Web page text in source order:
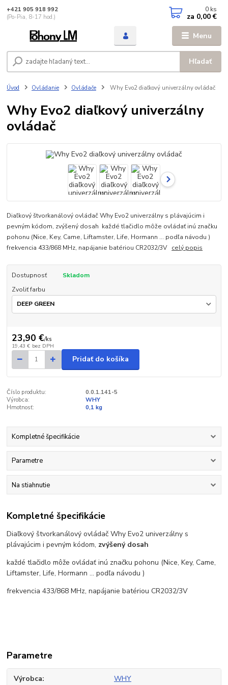
Menu
Hľadať
+421 905 918 992
(Po-Pia, 8-17 hod.)
0 ks
za 0,00 €
Úvod Ovládanie Ovládače Why Evo2 diaľkový univerzálny ovládač
Why Evo2 diaľkový univerzálny
ovládač
Diaľkový štvorkanálový ovládač Why Evo2 univerzálny s plávajúcim i
pevným kódom, zvýšený dosah každé tlačidlo môže ovládať inú značku
pohonu (Nice, Key, Came, Liftamster, Life, Hormann ... podľa návodu )
frekvencia 433/868 MHz, napájanie batériou CR2032/3V celý popis
Dostupnosť
Skladom
Zvoliť farbu
23,90 €/ks
19,43 € bez DPH
Pridať do košíka
Číslo produktu:
0.0.1.141-5
Výrobca:
WHY
Hmotnosť:
0,1 kg
Kompletné špecifikácie
Parametre
Na stiahnutie
Kompletné špecifikácie
Diaľkový štvorkanálový ovládač Why Evo2 univerzálny s
plávajúcim i pevným kódom, zvýšený dosah
každé tlačidlo môže ovládať inú značku pohonu (Nice, Key, Came,
Liftamster, Life, Hormann ... podľa návodu )
frekvencia 433/868 MHz, napájanie batériou CR2032/3V
Parametre
Výrobca WHY